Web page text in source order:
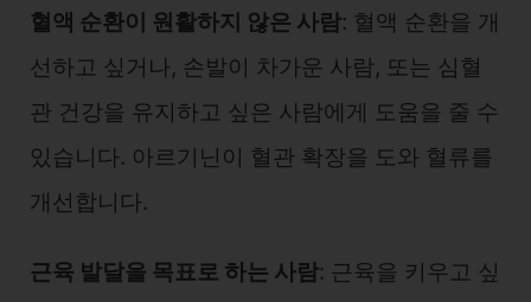
혈액 순환이 원활하지 않은 사람: 혈액 순환을 개
선하고 싶거나, 손발이 차가운 사람, 또는 심혈
관 건강을 유지하고 싶은 사람에게 도움을 줄 수
있습니다. 아르기닌이 혈관 확장을 도와 혈류를
개선합니다.
근육 발달을 목표로 하는 사람: 근육을 키우고 싶